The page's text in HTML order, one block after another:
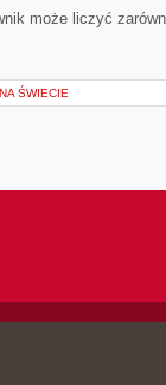
może liczyć
ŚWIECIE